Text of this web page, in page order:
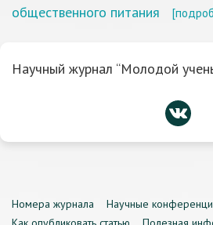
общественного питания
Научный журнал “Молодой
Номера журнала Научные